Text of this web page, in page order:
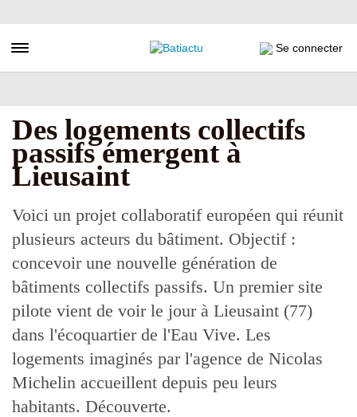
au
principal
Toggle navigation Se connecter
Des logements collectifs
passifs émergent à
Lieusaint
Voici un projet collaboratif européen qui réunit
plusieurs acteurs du bâtiment. Objectif :
concevoir une nouvelle génération de
bâtiments collectifs passifs. Un premier site
pilote vient de voir le jour à Lieusaint (77)
dans l'écoquartier de l'Eau Vive. Les
logements imaginés par l'agence de Nicolas
Michelin accueillent depuis peu leurs
habitants. Découverte.